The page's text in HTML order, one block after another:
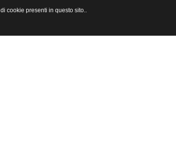
cookie presenti in questo sito..